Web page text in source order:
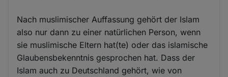
Nach muslimischer Auffassung gehört der Islam
also nur dann zu einer natürlichen Person, wenn
sie muslimische Eltern hat(te) oder das islamische
Glaubensbekenntnis gesprochen hat. Dass der
Islam auch zu Deutschland gehört, wie von